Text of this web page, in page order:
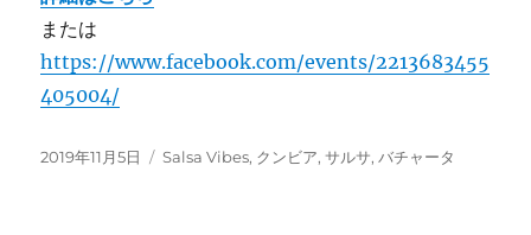
または
https://www.facebook.com/events/2213683455
405004/
投
2019年11月5日
カ
Salsa Vibes, クンビア,サルサ, バチャータ